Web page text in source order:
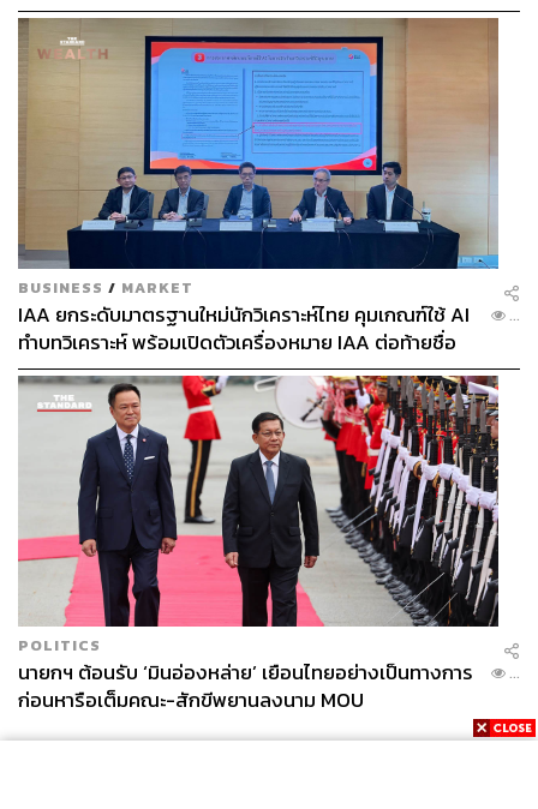
ไซเบอร์
BUSINESS / MARKET
IAA ยกระดับมาตรฐานใหม่นักวิเคราะห์ไทย คุมเกณฑ์ใช้ AI
ทำบทวิเคราะห์ พร้อมเปิดตัวเครื่องหมาย IAA ต่อท้ายชื่อ
...
POLITICS
นายกฯ ต้อนรับ ‘มินอ่องหล่าย’ เยือนไทยอย่างเป็นทางการ
ก่อนหารือเต็มคณะ-สักขีพยานลงนาม MOU
...